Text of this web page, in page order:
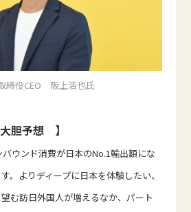
締役CEO 阪上浩也氏
胆予想 】
ウンド消費が日本のNo.1輸出額にな
。よりディープに日本を体験したい、
む訪日外国人が増えるなか、パート